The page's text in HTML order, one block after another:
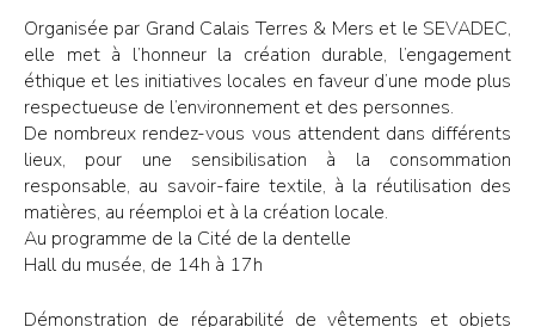
Organisée par Grand Calais Terres & Mers et le SEVADEC,
elle met à l’honneur la création durable, l’engagement
éthique et les initiatives locales en faveur d’une mode plus
respectueuse de l’environnement et des personnes.
De nombreux rendez-vous vous attendent dans différents
lieux, pour une sensibilisation à la consommation
responsable, au savoir-faire textile, à la réutilisation des
matières, au réemploi et à la création locale.
Au programme de la Cité de la dentelle
Hall du musée, de 14h à 17h
Démonstration de réparabilité de vêtements et objets